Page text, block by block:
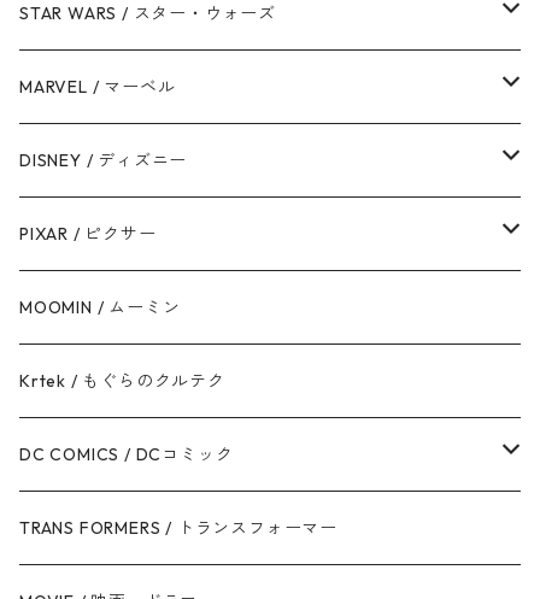
STAR WARS / スター・ウォーズ
ダース・ベイダー
ストームトルーパー
ハン・ソロ
ドロイド
ボバ・フェット / マンダロリアン
ジェダイ・オーダー
銀河帝国 / ダークサイド
MARVEL / マーベル
マーベルコミック
アベンジャーズ
スパイダーマン
アイアンマン
キャプテン・アメリカ
マイティ・ソー
DISNEY / ディズニー
ディズニーフレンズ
ディズニープリンセス
ディズニーヴィランズ
シンデレラ
美女と野獣
PIXAR / ピクサー
トイ・ストーリー
モンスターズ・インク / ユニバーシティ
カーズ
ファインディング・ニモ / ドリー
MOOMIN / ムーミン
Krtek / もぐらのクルテク
DC COMICS / DCコミック
ジャスティス・リーグ
TRANS FORMERS / トランスフォーマー